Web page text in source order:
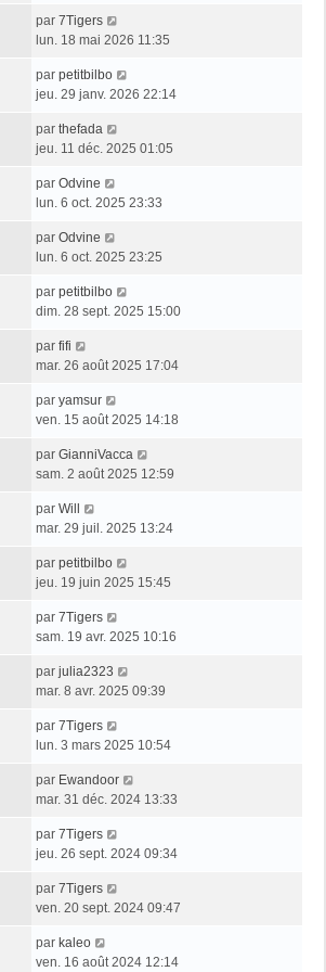
par 7Tigers
lun. 18 mai 2026 11:35
par petitbilbo
jeu. 29 janv. 2026 22:14
par thefada
jeu. 11 déc. 2025 01:05
par Odvine
lun. 6 oct. 2025 23:33
par Odvine
lun. 6 oct. 2025 23:25
par petitbilbo
dim. 28 sept. 2025 15:00
par fifi
mar. 26 août 2025 17:04
par yamsur
ven. 15 août 2025 14:18
par GianniVacca
sam. 2 août 2025 12:59
par Will
mar. 29 juil. 2025 13:24
par petitbilbo
jeu. 19 juin 2025 15:45
par 7Tigers
sam. 19 avr. 2025 10:16
par julia2323
mar. 8 avr. 2025 09:39
par 7Tigers
lun. 3 mars 2025 10:54
par Ewandoor
mar. 31 déc. 2024 13:33
par 7Tigers
jeu. 26 sept. 2024 09:34
par 7Tigers
ven. 20 sept. 2024 09:47
par kaleo
ven. 16 août 2024 12:14